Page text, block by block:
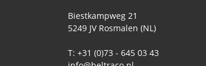
Biestkampweg 21
5249 JV Rosmalen (NL)
T: +31 (0)73 - 645 03 43